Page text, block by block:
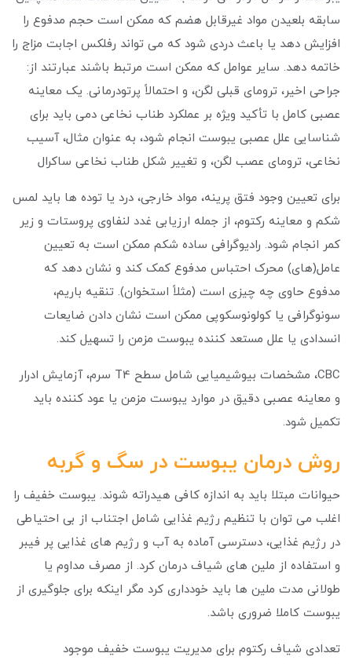
سابقه بلعیدن مواد غیرقابل هضم که ممکن است حجم مدفوع را
افزایش دهد یا باعث دردی شود که می تواند رفلکس اجابت مزاج را
خاتمه دهد. سایر عوامل که ممکن است مرتبط باشند عبارتند از:
جراحی اخیر، ترومای قبلی لگن، و احتمالاً پرتودرمانی. یک معاینه
عصبی کامل با تأکید ویژه بر عملکرد طناب نخاعی دمی باید برای
شناسایی علل عصبی یبوست انجام شود، به عنوان مثال، آسیب
نخاعی، ترومای عصب لگن، و تغییر شکل طناب نخاعی ساکرال
برای تعیین وجود فتق پرینه، مواد خارجی، درد یا توده ها باید لمس
شکم و معاینه رکتوم، از جمله ارزیابی غدد لنفاوی پروستات و زیر
کمر انجام شود. رادیوگرافی ساده شکم ممکن است به تعیین
عامل(های) محرک احتباس مدفوع کمک کند و نشان دهد که
مدفوع حاوی چه چیزی است (مثلاً استخوان). تنقیه باریم،
سونوگرافی یا کولونوسکوپی ممکن است نشان دادن ضایعات
انسدادی یا علل مستعد کننده یبوست مزمن را تسهیل کند.
CBC، مشخصات بیوشیمیایی شامل سطح T4 سرم، آزمایش ادرار
و معاینه عصبی دقیق در موارد یبوست مزمن یا عود کننده باید
تکمیل شود.
روش درمان یبوست در سگ و گربه
حیوانات مبتلا باید به اندازه کافی هیدراته شوند. یبوست خفیف را
اغلب می توان با تنظیم رژیم غذایی شامل اجتناب از بی احتیاطی
در رژیم غذایی، دسترسی آماده به آب و رژیم های غذایی پر فیبر
و استفاده از ملین های شیاف درمان کرد. از مصرف مداوم یا
طولانی مدت ملین ها باید خودداری کرد مگر اینکه برای جلوگیری از
یبوست کاملا ضروری باشد.
تعدادی شیاف رکتوم برای مدیریت یبوست خفیف موجود